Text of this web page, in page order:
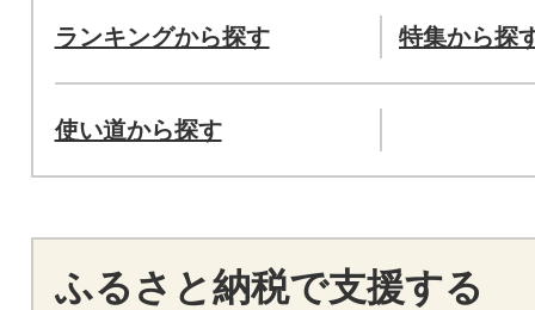
ランキングから探す 特集から探
使い道から探す
ふるさと納税で支援する